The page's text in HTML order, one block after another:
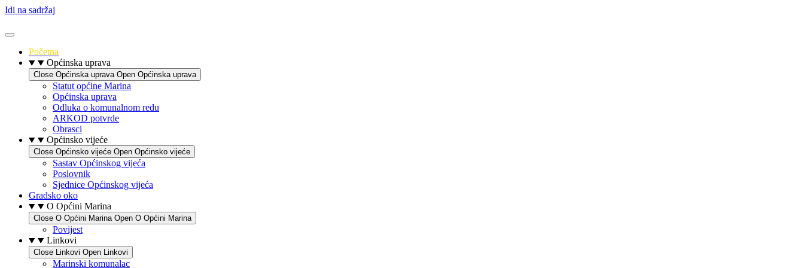
Idi na sadržaj
Početna
Općinska uprava
Close Općinska uprava Open Općinska uprava
Statut općine Marina
Općinska uprava
Odluka o komunalnom redu
ARKOD potvrde
Obrasci
Općinsko vijeće
Close Općinsko vijeće Open Općinsko vijeće
Sastav Općinskog vijeća
Poslovnik
Sjednice Općinskog vijeća
Gradsko oko
O Općini Marina
Close O Općini Marina Open O Općini Marina
Povijest
Linkovi
Close Linkovi Open Linkovi
Marinski komunalac